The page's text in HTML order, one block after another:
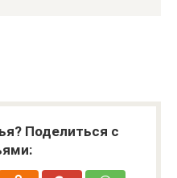
Поделиться с